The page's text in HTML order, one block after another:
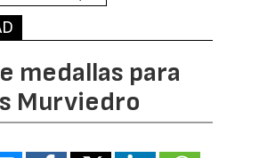
medallas para
Murviedro